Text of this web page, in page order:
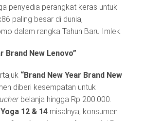
penyedia perangkat keras untuk
paling besar di dunia,
dalam rangka Tahun Baru Imlek.
Brand New Lenovo”
“Brand New Year Brand New
diberi kesempatan untuk
belanja hingga Rp 200.000.
12 & 14 misalnya, konsumen